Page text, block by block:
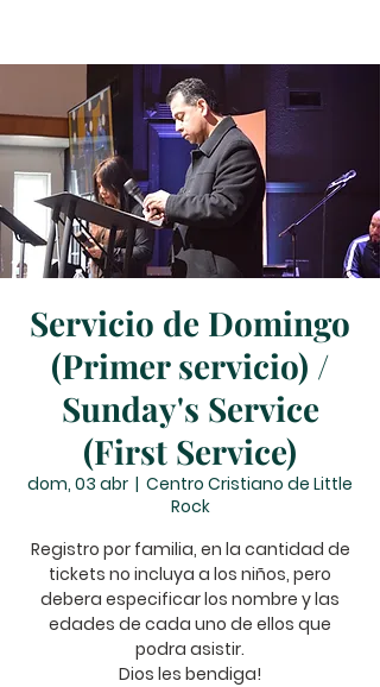
Servicio de Domingo
(Primer servicio) /
Sunday's Service
(First Service)
dom, 03 abr
  |
Centro Cristiano de Little
Rock
Registro por familia, en la cantidad de
tickets no incluya a los niños, pero
debera especificar los nombre y las
edades de cada uno de ellos que
podra asistir.
Dios les bendiga!